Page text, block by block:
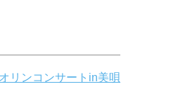
リンコンサートin美唄